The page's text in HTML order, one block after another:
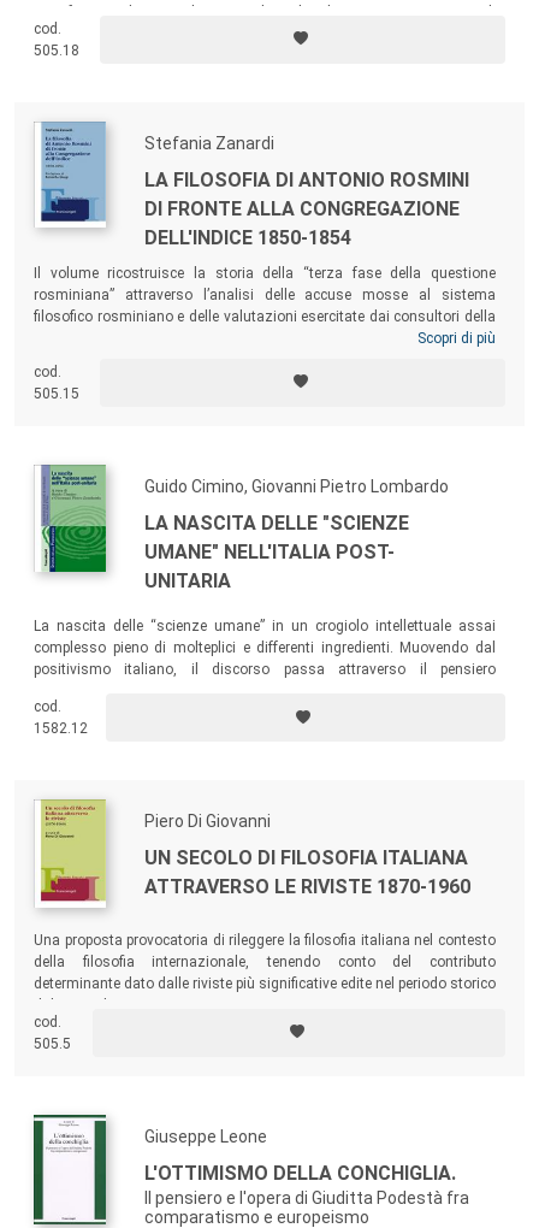
colleghi, allievi e amici, con l’occasione del suo settantacinquesimo
anniversario (2017), hanno reso omaggio al maestro, veronese di
cod.
505.18
Stefania Zanardi
LA FILOSOFIA DI ANTONIO ROSMINI
DI FRONTE ALLA CONGREGAZIONE
DELL'INDICE 1850-1854
Il volume ricostruisce la storia della “terza fase della questione
rosminiana” attraverso l’analisi delle accuse mosse al sistema
filosofico rosminiano e delle valutazioni esercitate dai consultori della
Congregazione dell’Indice. L’insieme delle valutazioni approntate in
volta attraverso materiale inedito degli Archivi della Congregazione,
getta una nuova luce sulla letteratura storico-filosofica dedicata a
Scopri di più
cod.
505.15
Guido Cimino, Giovanni Pietro Lombardo
LA NASCITA DELLE "SCIENZE
UMANE" NELL'ITALIA POST-
UNITARIA
La nascita delle “scienze umane” in un crogiolo intellettuale assai
complesso pieno di molteplici e differenti ingredienti. Muovendo dal
positivismo italiano, il discorso passa attraverso il pensiero
istituzionali delle nascenti scienze psicologiche, antropologiche e
pedagogiche, soffermandosi su alcuni protagonisti di questa
cod.
1582.12
Piero Di Giovanni
UN SECOLO DI FILOSOFIA ITALIANA
ATTRAVERSO LE RIVISTE 1870-1960
Una proposta provocatoria di rileggere la filosofia italiana nel contesto
della filosofia internazionale, tenendo conto del contributo
determinante dato dalle riviste più significative edite nel periodo storico
cod.
505.5
Giuseppe Leone
L'OTTIMISMO DELLA CONCHIGLIA.
Il pensiero e l'opera di Giuditta Podestà fra
comparatismo e europeismo